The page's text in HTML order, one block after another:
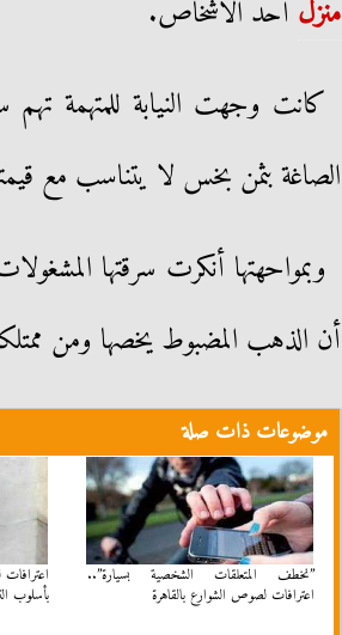
منزلأحد الأشخاص.
كانت وجهت النيابة للمتهمة
الصاغة بثمن بخس لا يتناسب مع
وبمواحهتها أنكرت سرقتها
أن الذهب المضبوط يخصها ومن
موضوعات ذات صلة
”نخطف المتعلقات الشخصية بسيارة”..
اعترافات لصوص الشوارع بالقاهرة
بأسلوب